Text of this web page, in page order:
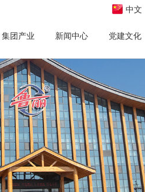
中文
集团产业 新闻中心 党建文化